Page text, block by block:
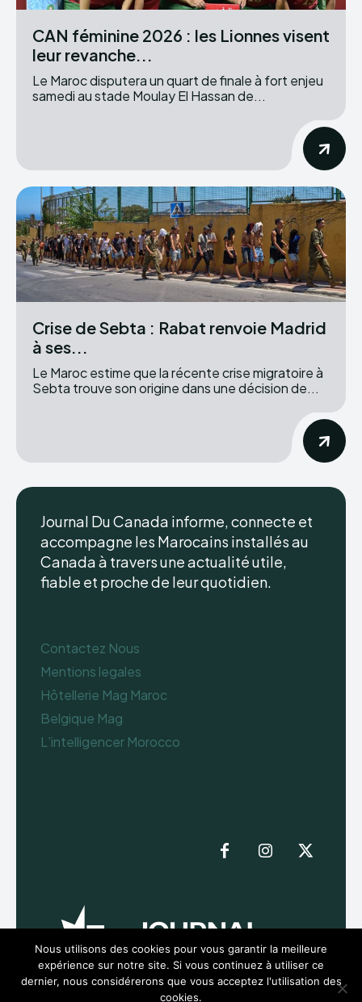
CAN féminine 2026 : les Lionnes visent
leur revanche...
Le Maroc disputera un quart de finale à fort enjeu
samedi au stade Moulay El Hassan de...
Crise de Sebta : Rabat renvoie Madrid
à ses...
Le Maroc estime que la récente crise migratoire à
Sebta trouve son origine dans une décision de...
Journal Du Canada informe, connecte et
accompagne les Marocains installés au
Canada à travers une actualité utile,
fiable et proche de leur quotidien.
Contactez Nous
Mentions legales
Hôtellerie Mag Maroc
Belgique Mag
L’intelligencer Morocco
Nous utilisons des cookies pour vous garantir la meilleure
expérience sur notre site. Si vous continuez à utiliser ce
dernier, nous considérerons que vous acceptez l'utilisation des
cookies.